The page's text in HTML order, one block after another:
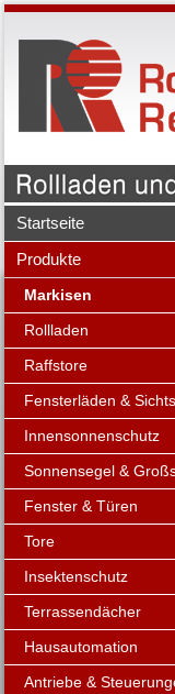
Startseite
Produkte
Markisen
Rollladen
Raffstore
Fensterläden &
Innensonnenschutz
Sonnensegel &
Fenster & Türen
Tore
Insektenschutz
Terrassendächer
Hausautomation
Antriebe &